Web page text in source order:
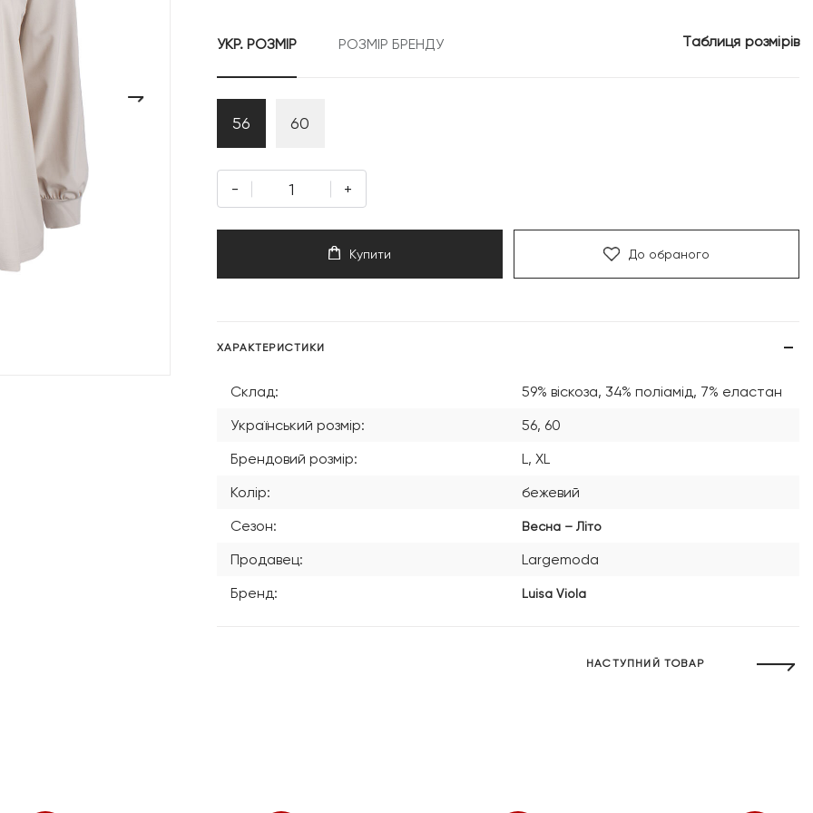
999 грн.
УКР. РОЗМІР РОЗМІР БРЕНДУ Таблиця розмірів
56 60
- +
Купити До обраного
ХАРАКТЕРИСТИКИ
Склад:
59% віскоза, 34% поліамід, 7% еластан
Український розмір:
56, 60
Брендовий розмір:
L, XL
Колір:
бежевий
Сезон:
Весна – Літо
Продавец:
Largemoda
Бренд:
Luisa Viola
НАСТУПНИЙ ТОВАР